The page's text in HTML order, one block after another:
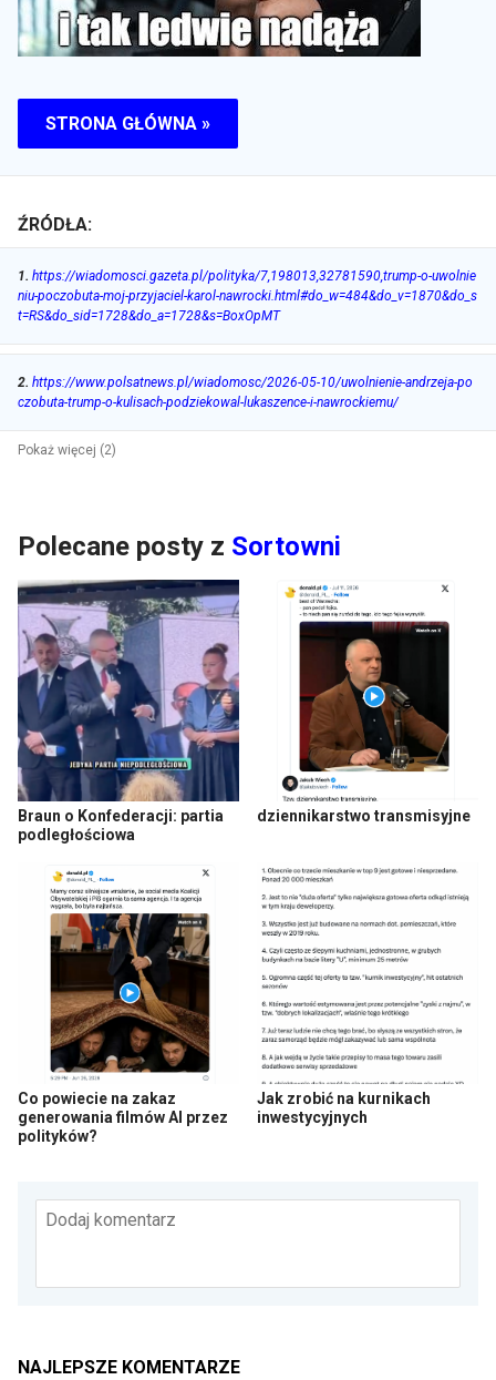
STRONA GŁÓWNA »
ŹRÓDŁA:
1. https://wiadomosci.gazeta.pl/polityka/7,198013,32781590,trump-o-uwolnie
niu-poczobuta-moj-przyjaciel-karol-nawrocki.html#do_w=484&do_v=1870&do_s
t=RS&do_sid=1728&do_a=1728&s=BoxOpMT
2. https://www.polsatnews.pl/wiadomosc/2026-05-10/uwolnienie-andrzeja-po
czobuta-trump-o-kulisach-podziekowal-lukaszence-i-nawrockiemu/
Pokaż więcej (2)
Polecane posty z Sortowni
Braun o Konfederacji: partia
podległościowa
dziennikarstwo transmisyjne
Co powiecie na zakaz
generowania filmów AI przez
polityków?
Jak zrobić na kurnikach
inwestycyjnych
Dodaj komentarz
NAJLEPSZE KOMENTARZE